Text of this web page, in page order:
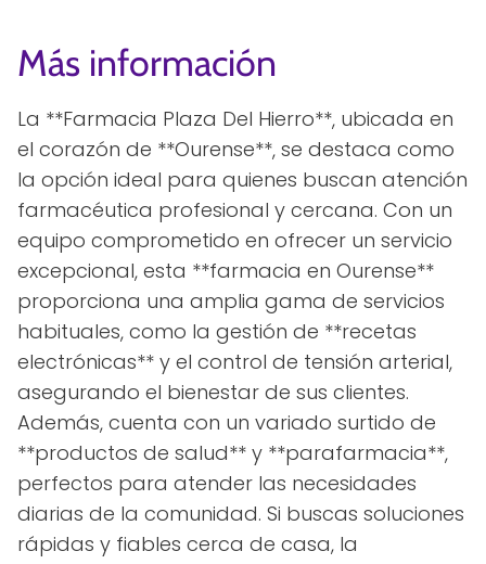
Más información
La **Farmacia Plaza Del Hierro**, ubicada en
el corazón de **Ourense**, se destaca como
la opción ideal para quienes buscan atención
farmacéutica profesional y cercana. Con un
equipo comprometido en ofrecer un servicio
excepcional, esta **farmacia en Ourense**
proporciona una amplia gama de servicios
habituales, como la gestión de **recetas
electrónicas** y el control de tensión arterial,
asegurando el bienestar de sus clientes.
Además, cuenta con un variado surtido de
**productos de salud** y **parafarmacia**,
perfectos para atender las necesidades
diarias de la comunidad. Si buscas soluciones
rápidas y fiables cerca de casa, la